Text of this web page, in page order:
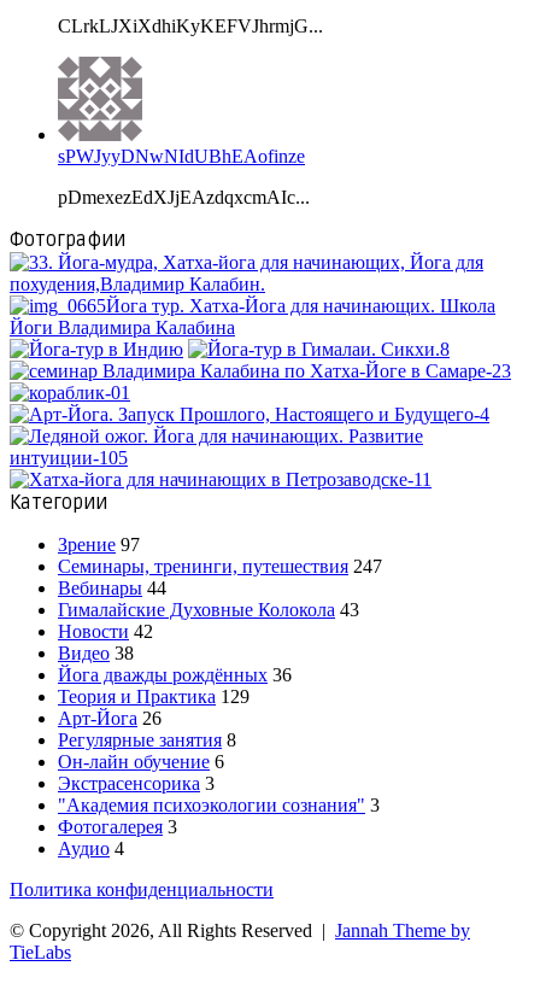
CLrkLJXiXdhiKyKEFVJhrmjG...
sPWJyyDNwNIdUBhEAofinze
pDmexezEdXJjEAzdqxcmAIc...
Фотографии
Категории
Зрение 97
Семинары, тренинги, путешествия 247
Вебинары 44
Гималайские Духовные Колокола 43
Новости 42
Видео 38
Йога дважды рождённых 36
Теория и Практика 129
Арт-Йога 26
Регулярные занятия 8
Он-лайн обучение 6
Экстрасенсорика 3
"Академия психоэкологии сознания" 3
Фотогалерея 3
Аудио 4
Политика конфиденциальности
© Copyright 2026, All Rights Reserved | Jannah Theme by
TieLabs